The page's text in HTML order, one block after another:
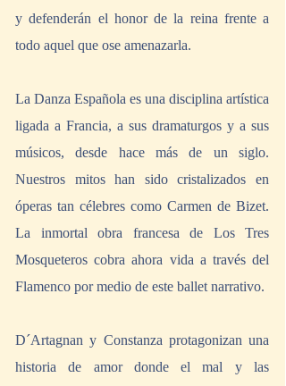
y defenderán el honor de la reina frente a
todo aquel que ose amenazarla.
La Danza Española es una disciplina artística
ligada a Francia, a sus dramaturgos y a sus
músicos, desde hace más de un siglo.
Nuestros mitos han sido cristalizados en
óperas tan célebres como Carmen de Bizet.
La inmortal obra francesa de Los Tres
Mosqueteros cobra ahora vida a través del
Flamenco por medio de este ballet narrativo.
D´Artagnan y Constanza protagonizan una
historia de amor donde el mal y las